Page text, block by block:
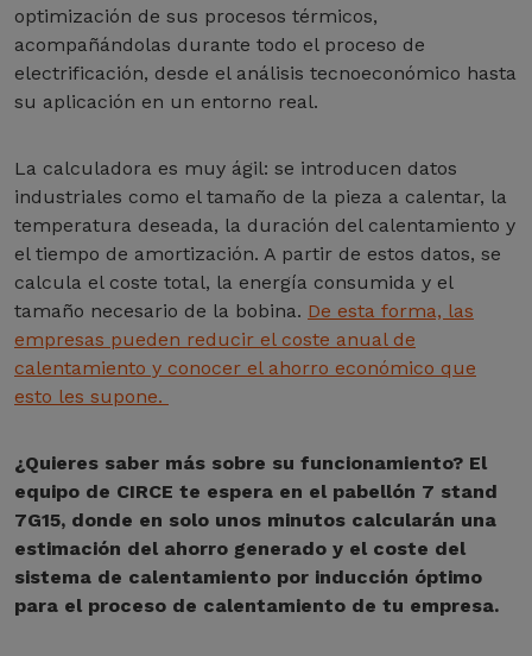
optimización de sus procesos térmicos,
acompañándolas durante todo el proceso de
electrificación, desde el análisis tecnoeconómico hasta
su aplicación en un entorno real.
La calculadora es muy ágil: se introducen datos
industriales como el tamaño de la pieza a calentar, la
temperatura deseada, la duración del calentamiento y
el tiempo de amortización. A partir de estos datos, se
calcula el coste total, la energía consumida y el
tamaño necesario de la bobina. De esta forma, las
empresas pueden reducir el coste anual de
calentamiento y conocer el ahorro económico que
esto les supone.
¿Quieres saber más sobre su funcionamiento? El
equipo de CIRCE te espera en el pabellón 7 stand
7G15, donde en solo unos minutos calcularán una
estimación del ahorro generado y el coste del
sistema de calentamiento por inducción óptimo
para el proceso de calentamiento de tu empresa.